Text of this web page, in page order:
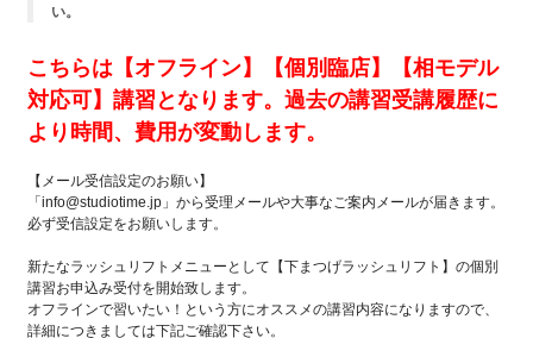
い。
こちらは【オフライン】【個別臨店】【相モデル
対応可】講習となります。過去の講習受講履歴に
より時間、費用が変動します。
【メール受信設定のお願い】
「info@studiotime.jp」から受理メールや大事なご案内メールが届きます。
必ず受信設定をお願いします。
新たなラッシュリフトメニューとして【下まつげラッシュリフト】の個別
講習お申込み受付を開始致します。
オフラインで習いたい！という方にオススメの講習内容になりますので、
詳細につきましては下記ご確認下さい。